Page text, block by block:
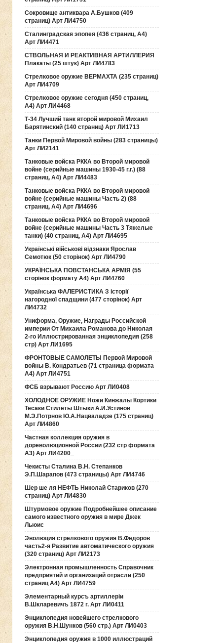
Сокровище антиквара А.Бушков (409
страниц) Арт ЛИ4750
Сталинградская эпопея (436 страниц, А4)
Арт ЛИ4471
СТВОЛЬНАЯ И РЕАКТИВНАЯ АРТИЛЛЕРИЯ
Плакаты (25 штук) Арт ЛИ4783
Стрелковое оружие ВЕРМАХТА (235 страниц)
Арт ЛИ4709
Стрелковое оружие сегодня (450 страниц,
А4) Арт ЛИ4468
Т-34 Лучший танк второй мировой Михаил
Барятинский (140 страниц) Арт ЛИ1713
Танки Первой Мировой войны (283 страницы)
Арт ЛИ2141
Танковые войска РККА во Второй мировой
войне (серийные машины 1930-45 г.г.) (88
страниц, А4) Арт ЛИ4483
Танковые войска РККА во Второй мировой
войне (серийные машины Часть 2) (88
страниц, А4) Арт ЛИ4696
Танковые войска РККА во Второй мировой
войне (серийные машины Часть 3 Тяжелые
танки) (40 страниц, А4) Арт ЛИ4695
Українські військові відзнаки Ярослав
Семотюк (50 сторінок) Арт ЛИ4790
УКРАЇНСЬКА ПОВСТАНСЬКА АРМІЯ (55
сторінок формату А4) Арт ЛИ4760
Українська ФАЛЕРИСТИКА З історії
нагородної спадщини (477 сторінок) Арт
ЛИ4732
Униформа, Оружие, Награды Российской
империи От Михаила Романова до Николая
2-го Иллюстрированная энциклопедия (258
стр) Арт ЛИ1695
ФРОНТОВЫЕ САМОЛЕТЫ Первой Мировой
войны В. Кондратьев (71 страница формата
А4) Арт ЛИ4751
ФСБ взрывают Россию Арт ЛИ0408
ХОЛОДНОЕ ОРУЖИЕ Ножи Кинжалы Кортики
Тесаки Стилеты Штыки А.И.Устинов
М.Э.Потрнов Ю.А.Нацваладзе (175 страниц)
Арт ЛИ4860
Частная коллекция оружия в
дореволюционной России (232 стр формата
А3) Арт ЛИ4200_
Чекисты Сталина В.Н. Степанков
Э.П.Шарапов (473 страницы) Арт ЛИ4746
Шер ше ля НЕФТЬ Николай Стариков (270
страниц) Арт ЛИ4830
Штурмовое оружие Подробнейшее описание
самого известного оружия в мире Джек
Льюис
Эволюция стрелкового оружия В.Федоров
часть2-я Развитие автоматического оружия
(320 страниц) Арт ЛИ2173
Электронная промышленность Справочник
предприятий и организаций отрасли (250
страниц А4) Арт ЛИ4759
Элементарный курсъ артиллерiи
В.Шкларевичъ 1872 г. Арт ЛИ0411
Энциклопедия новейшего стрелкового
оружия В.Н.Шунков (560 стр.) Арт ЛИ0403
Энциклопедия оружия в 1000 иллюстраций